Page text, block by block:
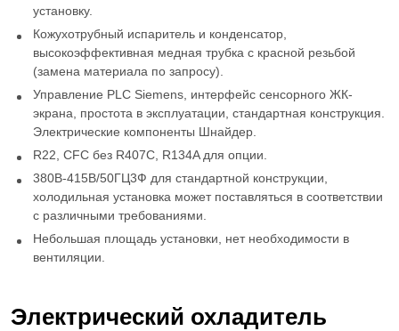
установку.
Кожухотрубный испаритель и конденсатор,
высокоэффективная медная трубка с красной резьбой
(замена материала по запросу).
Управление PLC Siemens, интерфейс сенсорного ЖК-
экрана, простота в эксплуатации, стандартная конструкция.
Электрические компоненты Шнайдер.
R22, CFC без R407C, R134A для опции.
380В-415В/50ГЦ3Ф для стандартной конструкции,
холодильная установка может поставляться в соответствии
с различными требованиями.
Небольшая площадь установки, нет необходимости в
вентиляции.
Электрический охладитель